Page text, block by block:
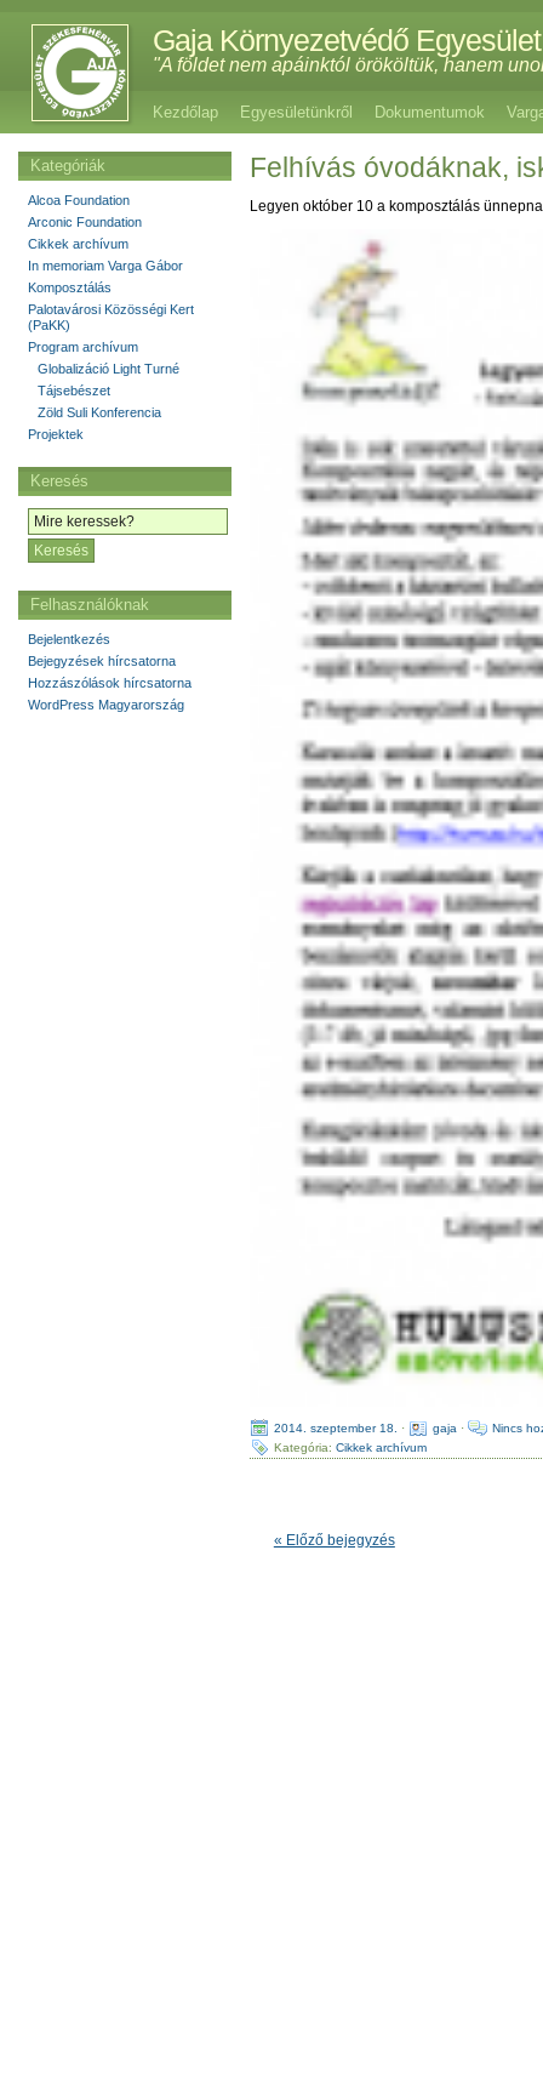
Gaja Környezetvédő Egyesület
"A földet nem apáinktól örököltük, hanem
Kezdőlap Egyesületünkről Dokumentumok
Felhívás óvodáknak,
Legyen október 10 a komposztálás
2014. szeptember 18. · gaja ·
Nincs
Kategória: Cikkek archívum
« Előző bejegyzés
Kategóriák
Alcoa Foundation
Arconic Foundation
Cikkek archívum
In memoriam Varga Gábor
Komposztálás
Palotavárosi Közösségi Kert
(PaKK)
Program archívum
Globalizáció Light Turné
Tájsebészet
Zöld Suli Konferencia
Projektek
Keresés
Felhasználóknak
Bejelentkezés
Bejegyzések hírcsatorna
Hozzászólások hírcsatorna
WordPress Magyarország